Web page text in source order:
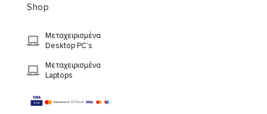
Shop
Μεταχειρισμένα
Desktop PC’s
Μεταχειρισμένα
Laptops